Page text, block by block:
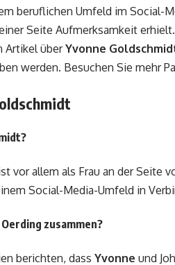
beruflichen Umfeld im Social-
Seite Aufmerksamkeit
Artikel überYvonne
werden. Besuchen Sie mehr
vor allem als Frau an der Seite
Social-Media-Umfeld in
zusammen?
berichten, dass Yvonne und